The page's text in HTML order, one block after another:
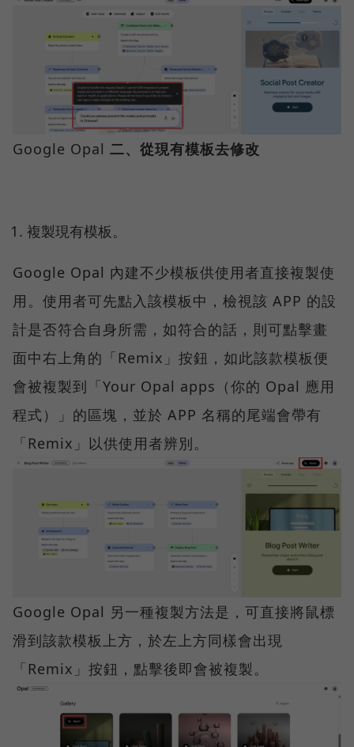
Google Opal 二、從現有模板去修改
複製現有模板。
Google Opal 內建不少模板供使用者直接複製使
用。使用者可先點入該模板中，檢視該 APP 的設
計是否符合自身所需，如符合的話，則可點擊畫
面中右上角的「Remix」按鈕，如此該款模板便
會被複製到「Your Opal apps（你的 Opal 應用
程式）」的區塊，並於 APP 名稱的尾端會帶有
「Remix」以供使用者辨別。
Google Opal 另一種複製方法是，可直接將鼠標
滑到該款模板上方，於左上方同樣會出現
「Remix」按鈕，點擊後即會被複製。